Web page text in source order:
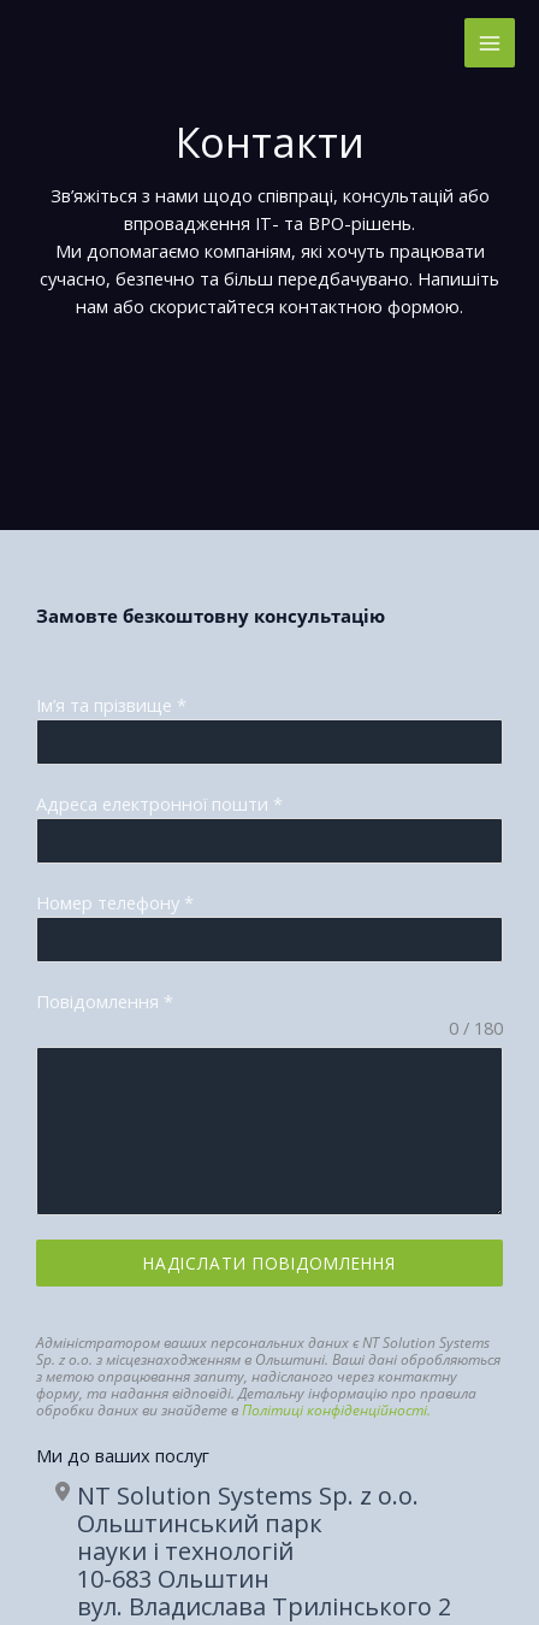
Контакти
Зв’яжіться з нами щодо співпраці, консультацій або
впровадження ІТ- та BPO-рішень.
Ми допомагаємо компаніям, які хочуть працювати
сучасно, безпечно та більш передбачувано. Напишіть
нам або скористайтеся контактною формою.
Замовте безкоштовну консультацію
Ім’я та прізвище *
Адреса електронної пошти *
Номер телефону *
Повідомлення *
0 / 180
НАДІСЛАТИ ПОВІДОМЛЕННЯ
Адміністратором ваших персональних даних є NT Solution Systems
Sp. z o.o. з місцезнаходженням в Ольштині. Ваші дані обробляються
з метою опрацювання запиту, надісланого через контактну
форму, та надання відповіді. Детальну інформацію про правила
обробки даних ви знайдете вПолітиці конфіденційності.
Ми до ваших послуг​
NT Solution Systems Sp. z o.o.
Ольштинський парк
науки і технологій
10-683 Ольштин
вул. Владислава Трилінського 2